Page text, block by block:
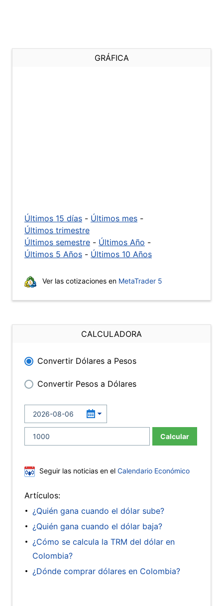
GRÁFICA
Últimos 15 días - Últimos mes -
Últimos trimestre
Últimos semestre - Últimos Año -
Últimos 5 Años - Últimos 10 Años
Ver las cotizaciones en MetaTrader 5
CALCULADORA
Convertir Dólares a Pesos
Convertir Pesos a Dólares
Calcular
Seguir las noticias en el Calendario Económico
Artículos:
¿Quién gana cuando el dólar sube?
¿Quién gana cuando el dólar baja?
¿Cómo se calcula la TRM del dólar en
Colombia?
¿Dónde comprar dólares en Colombia?